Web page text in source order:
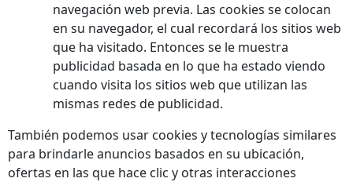
navegación web previa. Las cookies se colocan
en su navegador, el cual recordará los sitios web
que ha visitado. Entonces se le muestra
publicidad basada en lo que ha estado viendo
cuando visita los sitios web que utilizan las
mismas redes de publicidad.
También podemos usar cookies y tecnologías similares
para brindarle anuncios basados en su ubicación,
ofertas en las que hace clic y otras interacciones